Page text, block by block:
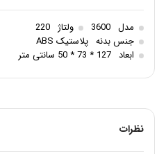
طراحی مستحکم و قابل‌حمل برای
کاربران این امکان را می‌دهد تا
استفاده در منازل، دفاتر کار و
مدل 3600 ولتاژ 220
جنس بدنه پلاستیک ABS
ابعاد 127 * 73 * 50 سانتی متر
نظرات